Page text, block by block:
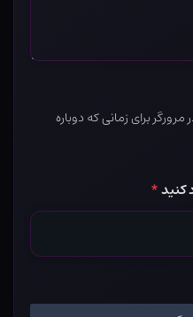
برای زمانی که دوباره
کنید*